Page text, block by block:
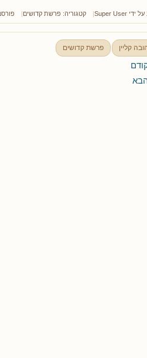
ידי Super User קטגוריה: פרשת קדושים פורסם ב21
קליין פרשת קדושים